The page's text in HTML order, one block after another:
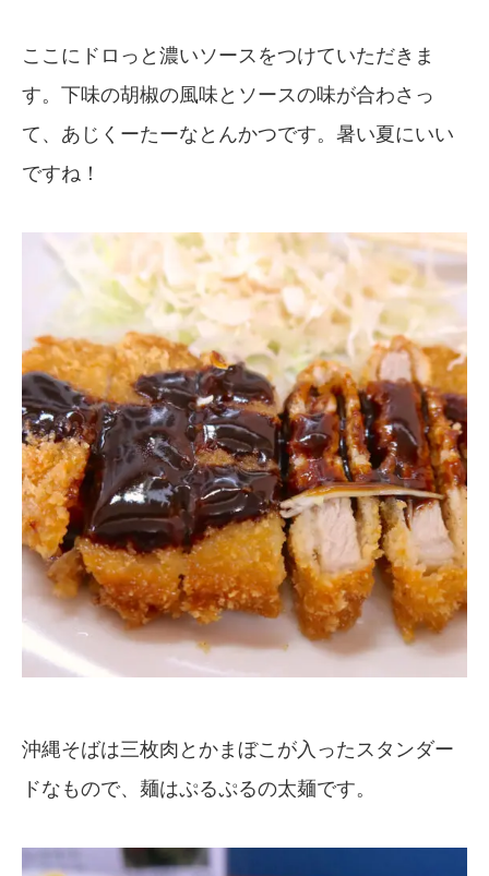
ここにドロっと濃いソースをつけていただきま
す。下味の胡椒の風味とソースの味が合わさっ
て、あじくーたーなとんかつです。暑い夏にいい
ですね！
沖縄そばは三枚肉とかまぼこが入ったスタンダー
ドなもので、麺はぷるぷるの太麺です。